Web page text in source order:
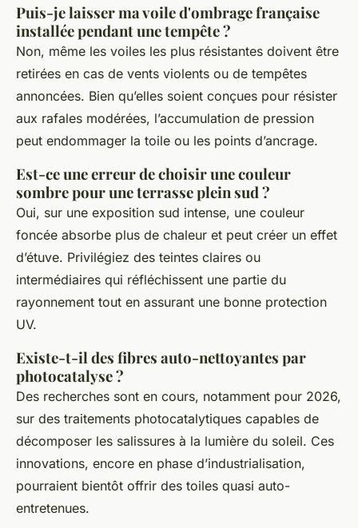
Puis-je laisser ma voile d'ombrage française
installée pendant une tempête ?
Non, même les voiles les plus résistantes doivent être
retirées en cas de vents violents ou de tempêtes
annoncées. Bien qu’elles soient conçues pour résister
aux rafales modérées, l’accumulation de pression
peut endommager la toile ou les points d’ancrage.
Est-ce une erreur de choisir une couleur
sombre pour une terrasse plein sud ?
Oui, sur une exposition sud intense, une couleur
foncée absorbe plus de chaleur et peut créer un effet
d’étuve. Privilégiez des teintes claires ou
intermédiaires qui réfléchissent une partie du
rayonnement tout en assurant une bonne protection
UV.
Existe-t-il des fibres auto-nettoyantes par
photocatalyse ?
Des recherches sont en cours, notamment pour 2026,
sur des traitements photocatalytiques capables de
décomposer les salissures à la lumière du soleil. Ces
innovations, encore en phase d’industrialisation,
pourraient bientôt offrir des toiles quasi auto-
entretenues.